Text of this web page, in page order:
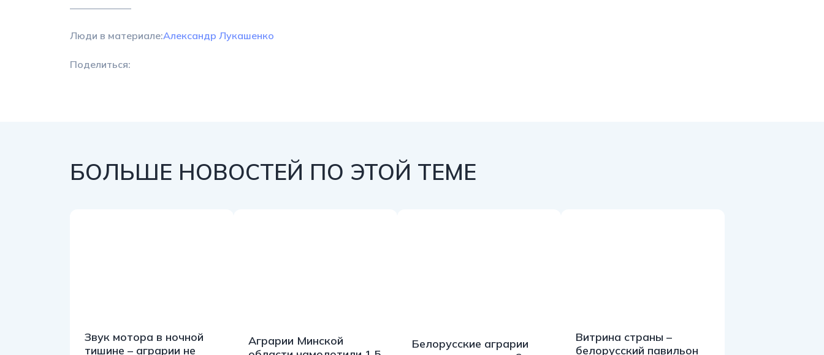
Люди в материале:Александр Лукашенко
Поделиться:
БОЛЬШЕ НОВОСТЕЙ ПО ЭТОЙ ТЕМЕ
Звук мотора в ночной
тишине – аграрии не
Аграрии Минской
Белорусские аграрии
Витрина страны –
белорусский павильон